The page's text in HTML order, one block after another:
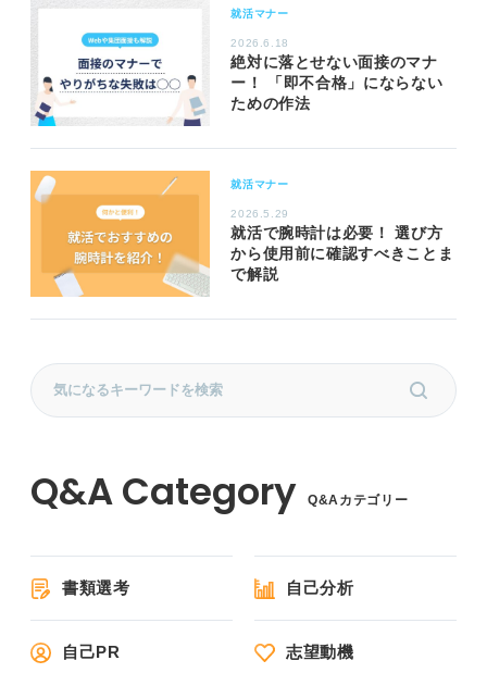
就活マナー
2026.6.18
絶対に落とせない面接のマナ
ー！ 「即不合格」にならない
ための作法
就活マナー
2026.5.29
就活で腕時計は必要！ 選び方
から使用前に確認すべきことま
で解説
Q&Aカテゴリー
書類選考 自己分析
自己PR 志望動機